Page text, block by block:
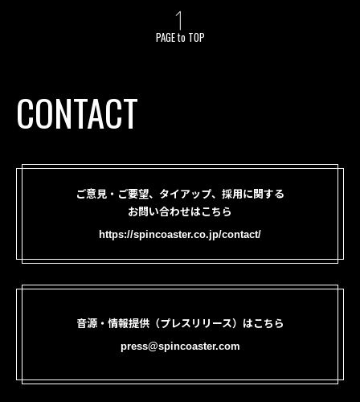
PAGE to TOP
CONTACT
ご意見・ご要望、タイアップ、採用に関する
お問い合わせはこちら
https://spincoaster.co.jp/contact/
音源・情報提供（プレスリリース）はこちら
press@spincoaster.com